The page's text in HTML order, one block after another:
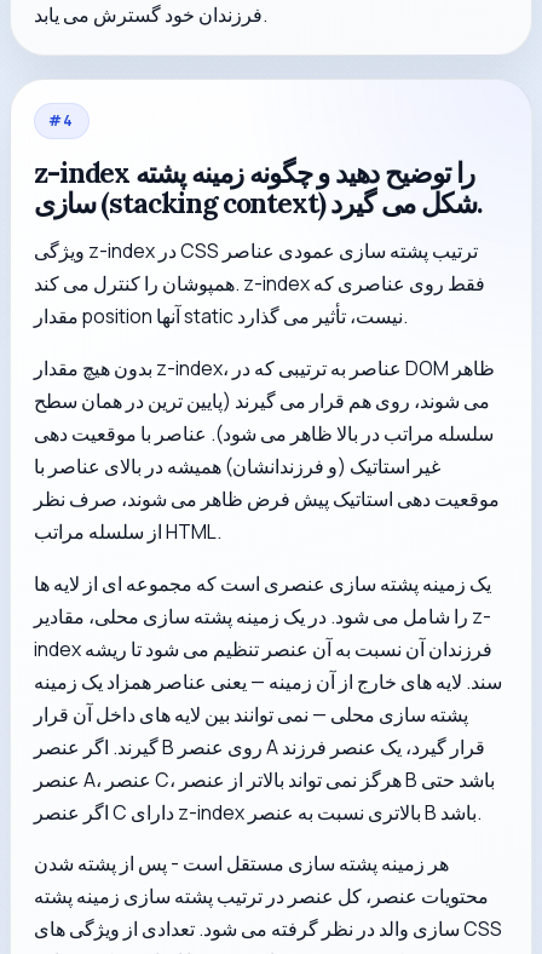
فرزندان خود گسترش می یابد.
#4
z-index را توضیح دهید و چگونه زمینه پشته
سازی (stacking context) شکل می گیرد.
ویژگی z-index در CSS ترتیب پشته سازی عمودی عناصر
همپوشان را کنترل می کند. z-index فقط روی عناصری که
مقدار position آنها static نیست، تأثیر می گذارد.
بدون هیچ مقدار z-index، عناصر به ترتیبی که در DOM ظاهر
می شوند، روی هم قرار می گیرند (پایین ترین در همان سطح
سلسله مراتب در بالا ظاهر می شود). عناصر با موقعیت دهی
غیر استاتیک (و فرزندانشان) همیشه در بالای عناصر با
موقعیت دهی استاتیک پیش فرض ظاهر می شوند، صرف نظر
از سلسله مراتب HTML.
یک زمینه پشته سازی عنصری است که مجموعه ای از لایه ها
را شامل می شود. در یک زمینه پشته سازی محلی، مقادیر z-
index فرزندان آن نسبت به آن عنصر تنظیم می شود تا ریشه
سند. لایه های خارج از آن زمینه — یعنی عناصر همزاد یک زمینه
پشته سازی محلی — نمی توانند بین لایه های داخل آن قرار
گیرند. اگر عنصر B روی عنصر A قرار گیرد، یک عنصر فرزند
عنصر A، عنصر C، هرگز نمی تواند بالاتر از عنصر B باشد حتی
اگر عنصر C دارای z-index بالاتری نسبت به عنصر B باشد.
هر زمینه پشته سازی مستقل است - پس از پشته شدن
محتویات عنصر، کل عنصر در ترتیب پشته سازی زمینه پشته
سازی والد در نظر گرفته می شود. تعدادی از ویژگی های CSS